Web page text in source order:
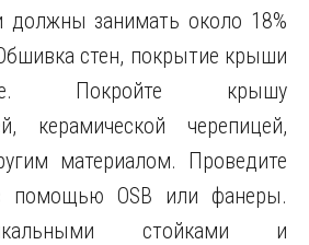
должны занимать около 18%
стен, покрытие крыши
Покройте крышу
керамической черепицей,
материалом. Проведите
помощью OSB или фанеры.
стойками и